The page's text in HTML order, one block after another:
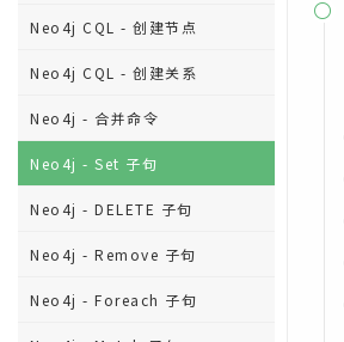
Neo4j CQL - 创建节点
Neo4j CQL - 创建关系
Neo4j - 合并命令
Neo4j - Set 子句
Neo4j - DELETE 子句
Neo4j - Remove 子句
Neo4j - Foreach 子句
